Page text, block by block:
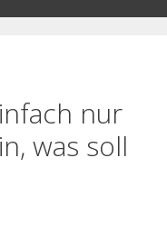
nur
was soll